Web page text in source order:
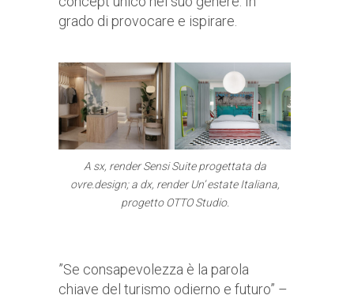
grado di provocare e ispirare.
A sx, render Sensi Suite progettata da
ovre.design; a dx, render Un’ estate Italiana,
progetto OTTO Studio.
”Se consapevolezza è la parola
chiave del turismo odierno e futuro” –